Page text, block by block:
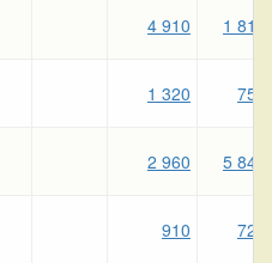
4 910 1 810
1 320 750
2 960 5 840
910 720